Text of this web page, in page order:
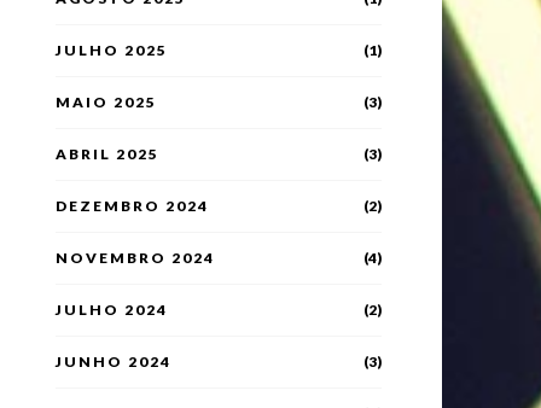
JULHO 2025 (1)
MAIO 2025 (3)
ABRIL 2025 (3)
DEZEMBRO 2024 (2)
NOVEMBRO 2024 (4)
JULHO 2024 (2)
JUNHO 2024 (3)